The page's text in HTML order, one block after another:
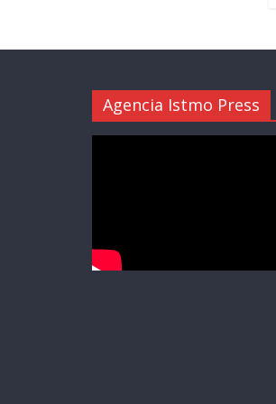
Agencia Istmo Press